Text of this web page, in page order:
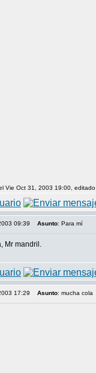
Vie Oct 31, 2003 19:00,
09:39 Asunto: Para mí
Mr mandril.
17:29 Asunto: mucha cola